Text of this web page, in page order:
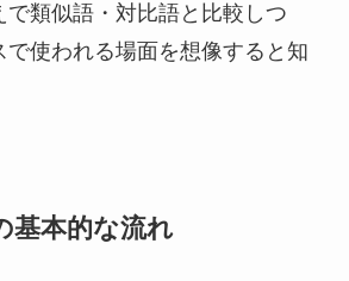
で類似語・対比語と比較しつ
で使われる場面を想像すると知
基本的な流れ